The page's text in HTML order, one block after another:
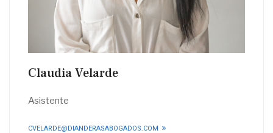
Claudia Velarde
Asistente
CVELARDE@DIANDERASABOGADOS.COM